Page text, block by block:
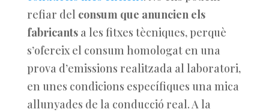
refiar del consum que anuncien els
fabricantsa les fitxes tècniques, perquè
s’ofereix el consum homologat en una
prova d’emissions realitzada al laboratori,
en unes condicions específiques una mica
allunyades de la conducció real. A la